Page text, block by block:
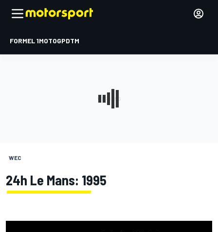
FORMEL 1MOTOGPDTM
WEC
24h Le Mans: 1995